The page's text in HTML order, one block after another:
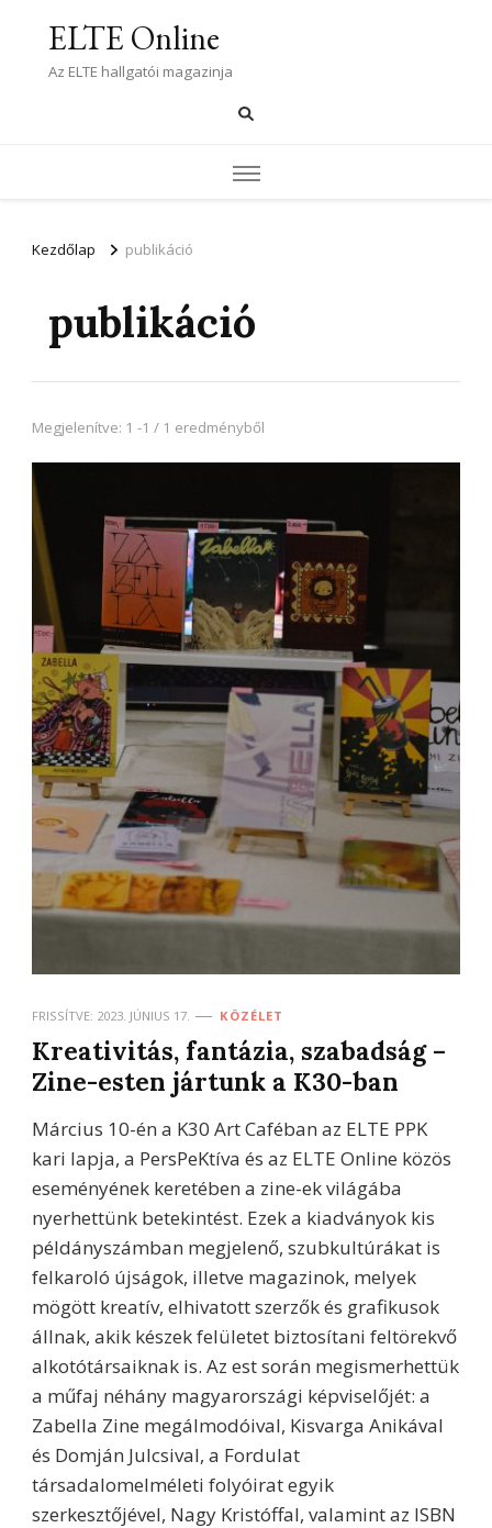
ELTE Online
Az ELTE hallgatói magazinja
Kezdőlap publikáció
publikáció
Megjelenítve: 1 -1 / 1 eredményből
FRISSÍTVE: 2023. JÚNIUS 17. KÖZÉLET
Kreativitás, fantázia, szabadság –
Zine-esten jártunk a K30-ban
Március 10-én a K30 Art Caféban az ELTE PPK
kari lapja, a PersPeKtíva és az ELTE Online közös
eseményének keretében a zine-ek világába
nyerhettünk betekintést. Ezek a kiadványok kis
példányszámban megjelenő, szubkultúrákat is
felkaroló újságok, illetve magazinok, melyek
mögött kreatív, elhivatott szerzők és grafikusok
állnak, akik készek felületet biztosítani feltörekvő
alkotótársaiknak is. Az est során megismerhettük
a műfaj néhány magyarországi képviselőjét: a
Zabella Zine megálmodóival, Kisvarga Anikával
és Domján Julcsival, a Fordulat
társadalomelméleti folyóirat egyik
szerkesztőjével, Nagy Kristóffal, valamint az ISBN